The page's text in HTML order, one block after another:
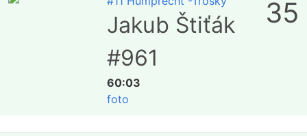
Jakub Štiťák
#961
60:03
foto
35